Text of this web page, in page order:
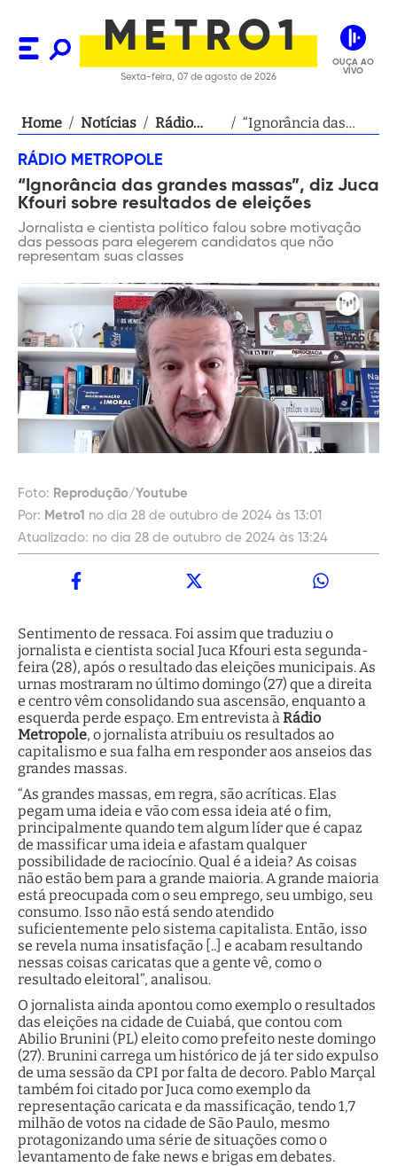
Sexta-feira, 07 de agosto de 2026
OUÇA AO
VIVO
Home / Notícias / Rádio
/ “Ignorância das
sobre resultados de
eleições
RÁDIO METROPOLE
“Ignorância das grandes massas”, diz Juca
Kfouri sobre resultados de eleições
Jornalista e cientista político falou sobre motivação
das pessoas para elegerem candidatos que não
representam suas classes
Foto: Reprodução/Youtube
Por: Metro1 no dia 28 de outubro de 2024 às 13:01
Atualizado: no dia 28 de outubro de 2024 às 13:24
Sentimento de ressaca. Foi assim que traduziu o
jornalista e cientista social Juca Kfouri esta segunda-
feira (28), após o resultado das eleições municipais. As
urnas mostraram no último domingo (27) que a direita
e centro vêm consolidando sua ascensão, enquanto a
esquerda perde espaço. Em entrevista à Rádio
Metropole, o jornalista atribuiu os resultados ao
capitalismo e sua falha em responder aos anseios das
grandes massas.
“As grandes massas, em regra, são acríticas. Elas
pegam uma ideia e vão com essa ideia até o fim,
principalmente quando tem algum líder que é capaz
de massificar uma ideia e afastam qualquer
possibilidade de raciocínio. Qual é a ideia? As coisas
não estão bem para a grande maioria. A grande maioria
está preocupada com o seu emprego, seu umbigo, seu
consumo. Isso não está sendo atendido
suficientemente pelo sistema capitalista. Então, isso
se revela numa insatisfação [..] e acabam resultando
nessas coisas caricatas que a gente vê, como o
resultado eleitoral”, analisou.
O jornalista ainda apontou como exemplo o resultados
das eleições na cidade de Cuiabá, que contou com
Abilio Brunini (PL) eleito como prefeito neste domingo
(27). Brunini carrega um histórico de já ter sido expulso
de uma sessão da CPI por falta de decoro. Pablo Marçal
também foi citado por Juca como exemplo da
representação caricata e da massificação, tendo 1,7
milhão de votos na cidade de São Paulo, mesmo
protagonizando uma série de situações como o
levantamento de fake news e brigas em debates.